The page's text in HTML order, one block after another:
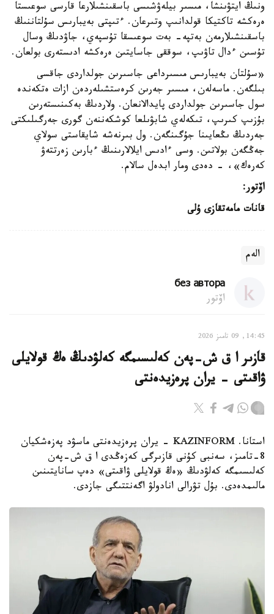
ونىڭ ايتۋىنشا، مىسىر بيلەۋشىسى باسقىنشىلارعا قارسى سوعىستا
ەرەكشە تاكتيكا قولدانىپ وتىرعان. ءتىپتى بەيبارىس سۇلتاننىڭ
باسقىنشىلارمەن بەتپە- بەت سوعىسقا تۇسپەي، جاۋدىڭ وسال
تۇسىن ءدال تاۋىپ، سوققى جاسايتىن ەرەكشە ادىستەرى بولعان.
«سۇلتان بەيبارىس مىسىرداعى جاسىرىن جولداردى جاقسى
بىلگەن. ماسەلەن، مىسىر جەرىن كرەستشىلەردەن ازات ەتكەندە
سول جاسىرىن جولداردى پايدالانعان. ولاردىڭ بەكىنىستەرىن
بۇزىپ كىرىپ، تىكەلەي شابۋىلعا كوشكەننەن گورى جەرگىلىكتى
جەردىڭ ىڭعايىنا جۇگىنگەن. ول بىرنەشە شايقاستى سولاي
جەڭگەن بولاتىن. وسى ءادىس ايلالارىنىڭ ءبارىن زەرتتەۋ
كەرەك»، - دەدى ومار ابدەل سالام.
اۆتور:
قانات مامەتقازى ۇلى
الەم
без автора
اۆتور
14:45, 09 تامىز 2026
قازىر ا ق ش-پەن كەلىسىمگە كەلۋدىڭ ەڭ قولايلى
ۋاقىتى - يران پرەزيدەنتى
استانا. KAZINFORM - يران پرەزيدەنتى ماسۋد پەزەشكيان
8-تامىز، سەنبى كۇنى قازىرگى كەزەڭدى ا ق ش-پەن
كەلىسىمگە كەلۋدىڭ «ەڭ قولايلى ۋاقىتى» دەپ سانايتىنىن
مالىمدەدى. بۇل تۋرالى انادولۋ اگەنتتىگى جازدى.